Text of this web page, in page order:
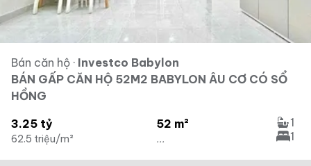
Bán căn hộ · Investco Babylon
BÁN GẤP CĂN HỘ 52M2 BABYLON ÂU CƠ CÓ SỔ
HỒNG
3.25 tỷ
62.5 triệu/m²
52 m²
...
1
1